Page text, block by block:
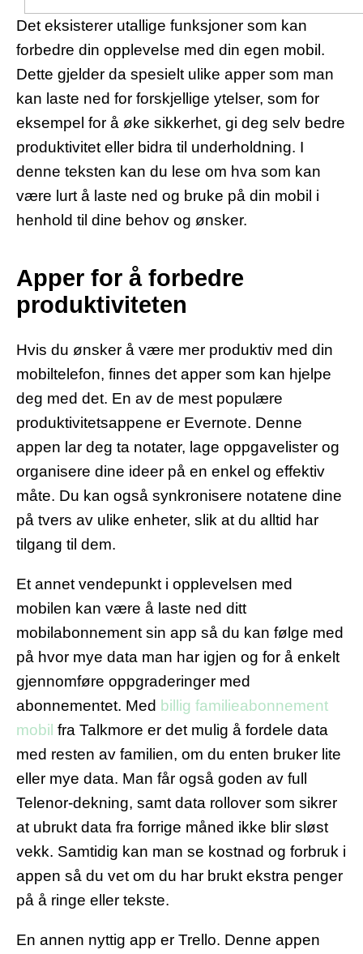
Det eksisterer utallige funksjoner som kan
forbedre din opplevelse med din egen mobil.
Dette gjelder da spesielt ulike apper som man
kan laste ned for forskjellige ytelser, som for
eksempel for å øke sikkerhet, gi deg selv bedre
produktivitet eller bidra til underholdning. I
denne teksten kan du lese om hva som kan
være lurt å laste ned og bruke på din mobil i
henhold til dine behov og ønsker.
Apper for å forbedre
produktiviteten
Hvis du ønsker å være mer produktiv med din
mobiltelefon, finnes det apper som kan hjelpe
deg med det. En av de mest populære
produktivitetsappene er Evernote. Denne
appen lar deg ta notater, lage oppgavelister og
organisere dine ideer på en enkel og effektiv
måte. Du kan også synkronisere notatene dine
på tvers av ulike enheter, slik at du alltid har
tilgang til dem.
Et annet vendepunkt i opplevelsen med
mobilen kan være å laste ned ditt
mobilabonnement sin app så du kan følge med
på hvor mye data man har igjen og for å enkelt
gjennomføre oppgraderinger med
abonnementet. Med billig familieabonnement
mobil fra Talkmore er det mulig å fordele data
med resten av familien, om du enten bruker lite
eller mye data. Man får også goden av full
Telenor-dekning, samt data rollover som sikrer
at ubrukt data fra forrige måned ikke blir sløst
vekk. Samtidig kan man se kostnad og forbruk i
appen så du vet om du har brukt ekstra penger
på å ringe eller tekste.
En annen nyttig app er Trello. Denne appen